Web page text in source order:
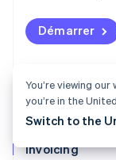
Démarrer
Invoicing
Malte
English
Mexique
Norvège
English
English
Pays-Bas
You’re viewing
you’re in the
Switch to the